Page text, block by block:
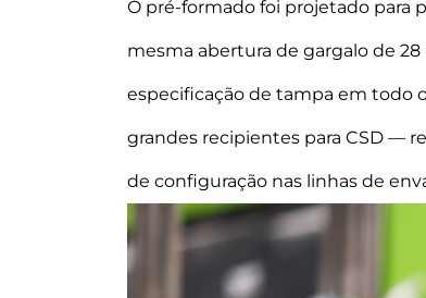
O pré-formado foi projetado para
mesma abertura de gargalo de
especificação de tampa em todo
grandes recipientes para CSD —
de configuração nas linhas de